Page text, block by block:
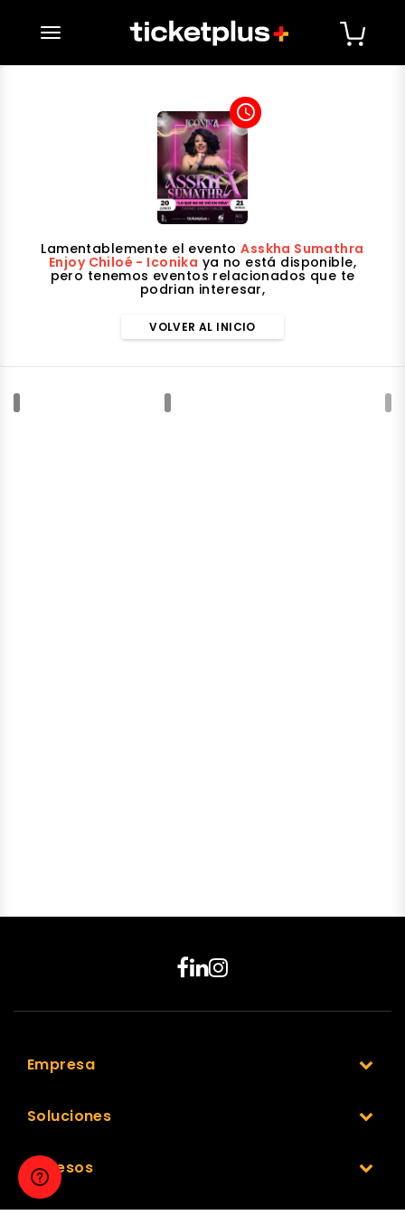
desplegar navegación
access_time
Lamentablemente el eventoAsskha Sumathra
Enjoy Chiloé - Iconika ya no está disponible,
pero tenemos eventos relacionados que te
podrian interesar,
VOLVER AL INICIO
Empresa
Soluciones
Accesos